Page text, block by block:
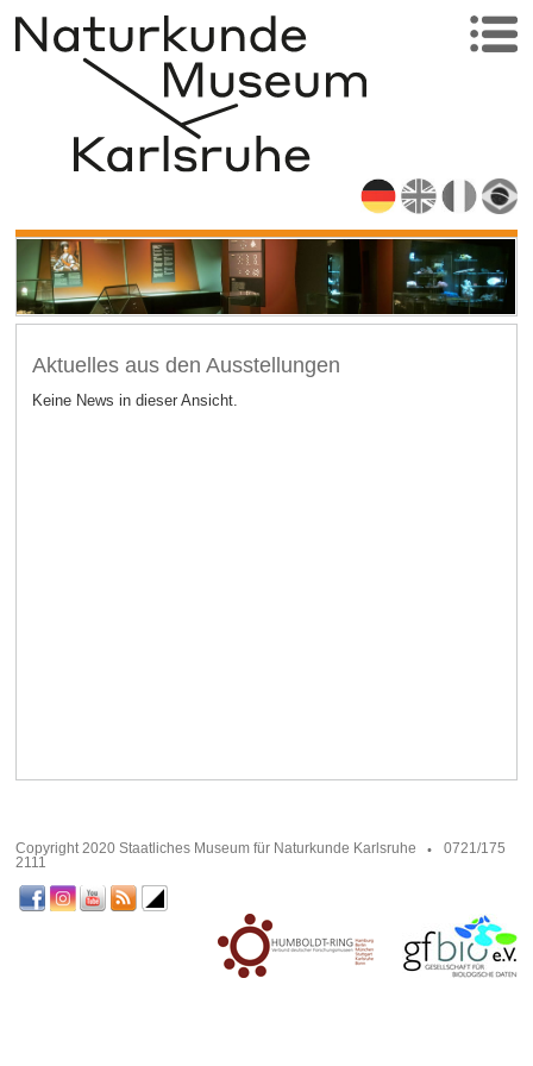
Aktuelles aus den Ausstellungen
Keine News in dieser Ansicht.
Copyright 2020 Staatliches Museum für Naturkunde Karlsruhe
0721/175
2111